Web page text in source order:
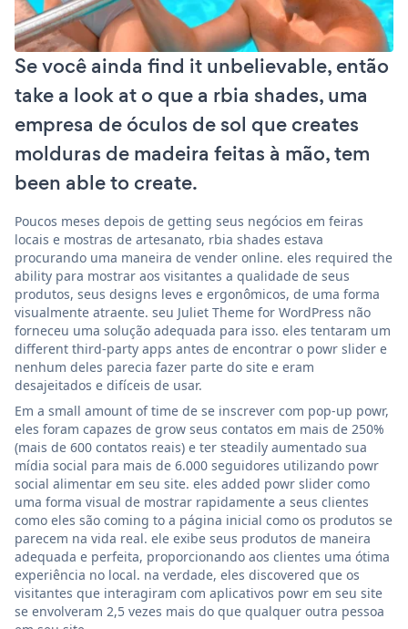
Se você ainda find it unbelievable, então
take a look at o que a rbia shades, uma
empresa de óculos de sol que creates
molduras de madeira feitas à mão, tem
been able to create.
Poucos meses depois de getting seus negócios em feiras
locais e mostras de artesanato, rbia shades estava
procurando uma maneira de vender online. eles required the
ability para mostrar aos visitantes a qualidade de seus
produtos, seus designs leves e ergonômicos, de uma forma
visualmente atraente. seu Juliet Theme for WordPress não
forneceu uma solução adequada para isso. eles tentaram um
different third-party apps antes de encontrar o powr slider e
nenhum deles parecia fazer parte do site e eram
desajeitados e difíceis de usar.
Em a small amount of time de se inscrever com pop-up powr,
eles foram capazes de grow seus contatos em mais de 250%
(mais de 600 contatos reais) e ter steadily aumentado sua
mídia social para mais de 6.000 seguidores utilizando powr
social alimentar em seu site. eles added powr slider como
uma forma visual de mostrar rapidamente a seus clientes
como eles são coming to a página inicial como os produtos se
parecem na vida real. ele exibe seus produtos de maneira
adequada e perfeita, proporcionando aos clientes uma ótima
experiência no local. na verdade, eles discovered que os
visitantes que interagiram com aplicativos powr em seu site
se envolveram 2,5 vezes mais do que qualquer outra pessoa